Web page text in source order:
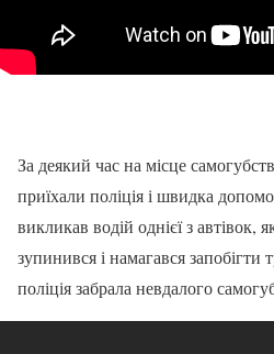
За деякий час на місце
приїхали поліція і швидка
викликав водій однієї з автівок,
зупинився і намагався запобігти
поліція забрала невдалого